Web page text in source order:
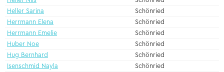
Heller Sarina
Schönried
Herrmann Elena
Schönried
Herrmann Emelie
Schönried
Huber Noe
Schönried
Hug Bernhard
Schönried
Isenschmid Nayla
Schönried